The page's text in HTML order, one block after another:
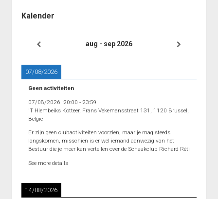
Kalender
aug - sep 2026
07/08/2026
Geen activiteiten
07/08/2026 20:00 - 23:59
'T Hiembeiks Kotteer, Frans Vekemansstraat 131, 1120 Brussel,
België
Er zijn geen clubactiviteiten voorzien, maar je mag steeds
langskomen, misschien is er wel iemand aanwezig van het
Bestuur die je meer kan vertellen over de Schaakclub Richard Réti
See more details
14/08/2026